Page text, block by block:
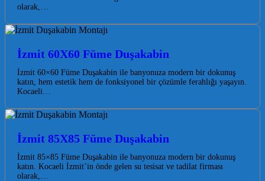
olarak,…
İzmit 60X60 Füme Duşakabin
İzmit 60×60 Füme Duşakabin ile banyonuza modern bir dokunuş
katın, hem estetik hem de fonksiyonel bir çözümle ferahlığı yaşayın.
Kocaeli…
İzmit 85X85 Füme Duşakabin
İzmit 85×85 Füme Duşakabin ile banyonuza modern bir dokunuş
katın. Kocaeli İzmit’in önde gelen su tesisat ve tadilat firması
olarak,…